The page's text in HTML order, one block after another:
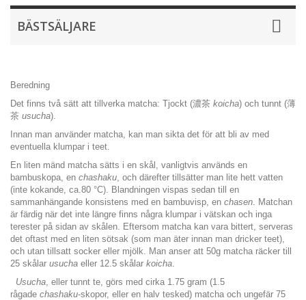
BÄSTSÄLJARE
Beredning
Det finns två sätt att tillverka matcha: Tjockt (濃茶 koicha) och tunnt (薄
茶 usucha).
Innan man använder matcha, kan man sikta det för att bli av med
eventuella klumpar i teet.
En liten mänd matcha sätts i en skål, vanligtvis används en
bambuskopa, en chashaku, och därefter tillsätter man lite hett vatten
(inte kokande, ca.80 °C). Blandningen vispas sedan till en
sammanhängande konsistens med en bambuvisp, en chasen. Matchan
är färdig när det inte längre finns några klumpar i vätskan och inga
terester på sidan av skålen. Eftersom matcha kan vara bittert, serveras
det oftast med en liten sötsak (som man äter innan man dricker teet),
och utan tillsatt socker eller mjölk. Man anser att 50g matcha räcker till
25 skålar usucha eller 12.5 skålar koicha.
Usucha, eller tunnt te, görs med cirka 1.75 gram (1.5
rågade chashaku-skopor, eller en halv tesked) matcha och ungefär 75